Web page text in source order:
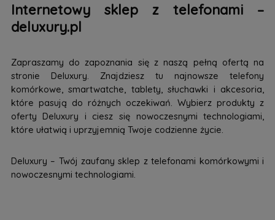
Internetowy sklep z telefonami –
deluxury.pl
Zapraszamy do zapoznania się z naszą pełną ofertą na
stronie Deluxury. Znajdziesz tu najnowsze telefony
komórkowe, smartwatche, tablety, słuchawki i akcesoria,
które pasują do różnych oczekiwań. Wybierz produkty z
oferty Deluxury i ciesz się nowoczesnymi technologiami,
które ułatwią i uprzyjemnią Twoje codzienne życie.
Deluxury – Twój zaufany sklep z telefonami komórkowymi i
nowoczesnymi technologiami.